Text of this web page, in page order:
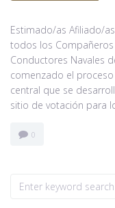
Estimado/as Afiliado/
todos los
Conductores Navales
comenzado el
central que se
sitio de votación para
0